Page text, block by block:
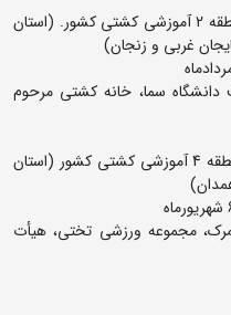
3- کارگاه دانش افرایی مربیان درجه 3 منطقه 2 آموزشی کشتی کشور. (استان
غربی و زنجان)
دانشگاه سما، خانه کشتی مرحوم
4- کارگاه دانش افزایی مرباین درجه 3 منطقه 4 آموزشی کشتی کشور (استان
مجموعه ورزشی تختی، هیأت